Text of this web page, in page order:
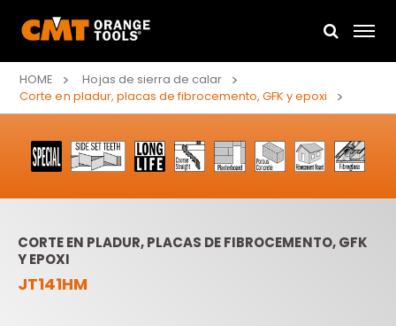
HOME
Hojas de sierra de calar
Corte en pladur, placas de fibrocemento, GFK y epoxi
CORTE EN PLADUR, PLACAS DE FIBROCEMENTO, GFK
Y EPOXI
JT141HM